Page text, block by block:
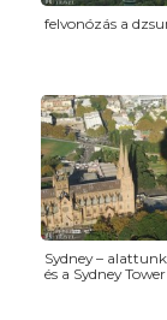
felvonózás a
Sydney –
és a Sydney